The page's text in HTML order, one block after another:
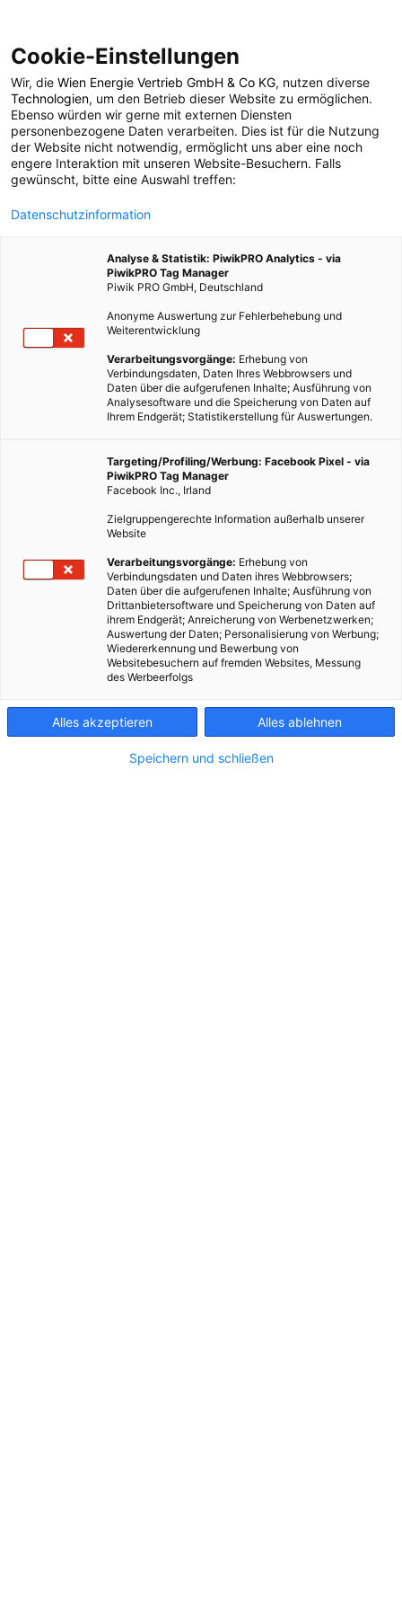
POSTS BY TAG
Vermoosung
1 BEITRAG
Cookie-Einstellungen
Wir, die Wien Energie Vertrieb GmbH & Co KG, nutzen diverse
Technologien, um den Betrieb dieser Website zu ermöglichen.
Ebenso würden wir gerne mit externen Diensten
personenbezogene Daten verarbeiten. Dies ist für die Nutzung
der Website nicht notwendig, ermöglicht uns aber eine noch
engere Interaktion mit unseren Website-Besuchern. Falls
gewünscht, bitte eine Auswahl treffen:
Datenschutzinformation
Analyse & Statistik: PiwikPRO Analytics - via
PiwikPRO Tag Manager
Piwik PRO GmbH, Deutschland
Anonyme Auswertung zur Fehlerbehebung und
Weiterentwicklung
Verarbeitungsvorgänge: Erhebung von
Verbindungsdaten, Daten Ihres Webbrowsers und
Daten über die aufgerufenen Inhalte; Ausführung von
Analysesoftware und die Speicherung von Daten auf
Ihrem Endgerät; Statistikerstellung für Auswertungen.
Targeting/Profiling/Werbung: Facebook Pixel - via
PiwikPRO Tag Manager
Facebook Inc., Irland
Zielgruppengerechte Information außerhalb unserer
Website
Verarbeitungsvorgänge: Erhebung von
Verbindungsdaten und Daten ihres Webbrowsers;
Daten über die aufgerufenen Inhalte; Ausführung von
Drittanbietersoftware und Speicherung von Daten auf
ihrem Endgerät; Anreicherung von Werbenetzwerken;
Auswertung der Daten; Personalisierung von Werbung;
Wiedererkennung und Bewerbung von
Websitebesuchern auf fremden Websites, Messung
des Werbeerfolgs
Alles akzeptieren Alles ablehnen
Speichern und schließen